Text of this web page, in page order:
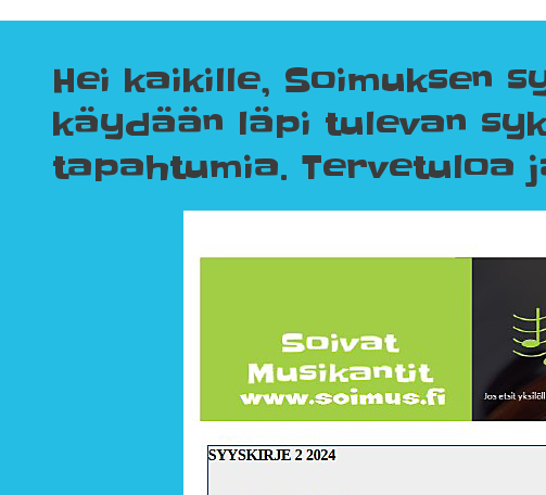
Hei kaikille, Soimuksen
käydään läpi tulevan
tapahtumia. Tervetuloa